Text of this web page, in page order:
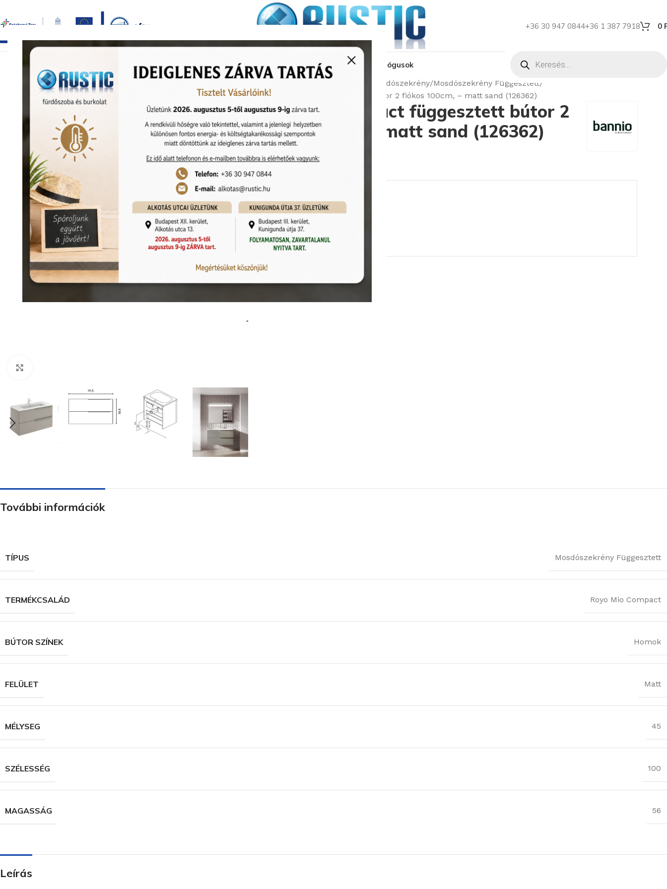
+36 30 947 0844+36 1 387 7918 0
termékek képgalériabemutatkozásüzleteink látványtervezés pályázat katalógusok
Mosdószekrény Mosdószekrény Függesztett
Royo Mio Compact függesztett bútor 2 fiókos 100cm, – matt sand (126362)
Royo Mio Compact függesztett bútor 2
fiókos 100cm, – matt sand (126362)
Cikkszám:Royo/126362
207 950
KOSÁRBA TESZEM
További információk
TÍPUS Mosdószekrény Függesztett
TERMÉKCSALÁD Royo Mio Compact
BÚTOR SZÍNEK Homok
FELÜLET Matt
MÉLYSEG 45
SZÉLESSÉG 100
MAGASSÁG 56
Leírás